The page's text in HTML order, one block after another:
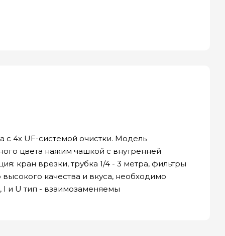
с 4х UF-системой очистки. Модель
цвета нажим чашкой с внутренней
кран врезки, трубка 1/4 - 3 метра, фильтры
качества и вкуса, необходимо
I и U тип - взаимозаменяемы